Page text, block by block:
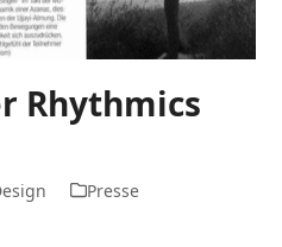
Rhythmics
Presse